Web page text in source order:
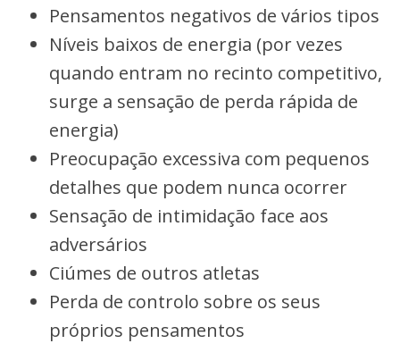
Pensamentos negativos de vários tipos
Níveis baixos de energia (por vezes
quando entram no recinto competitivo,
surge a sensação de perda rápida de
energia)
Preocupação excessiva com pequenos
detalhes que podem nunca ocorrer
Sensação de intimidação face aos
adversários
Ciúmes de outros atletas
Perda de controlo sobre os seus
próprios pensamentos